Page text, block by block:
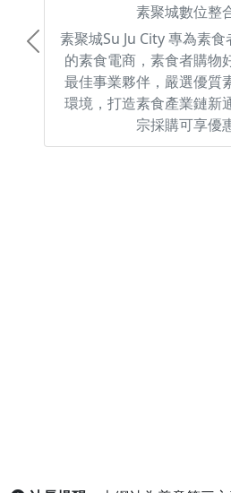
素聚城數位整
素聚城Su Ju City 專為素
的素食電商，素食者購物
最佳事業夥伴，嚴選優質
環境，打造素食產業鏈新
宗採購可享優
Previous